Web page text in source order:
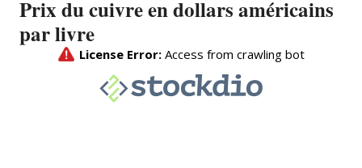
Prix du cuivre en dollars américains
par livre